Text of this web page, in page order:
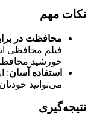
نکات مهم
محافظت در
فیلم محافظی
خورشید
استفاده آسان:
می‌توانید
نتیجه‌گیری